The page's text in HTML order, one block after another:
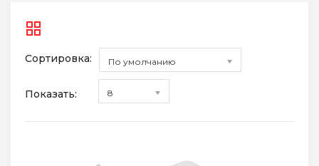
Сортировка: По умолчанию
Показать: 8